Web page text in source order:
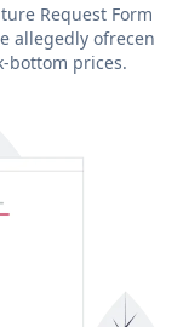
Request Form
allegedly ofrecen
bottom prices.